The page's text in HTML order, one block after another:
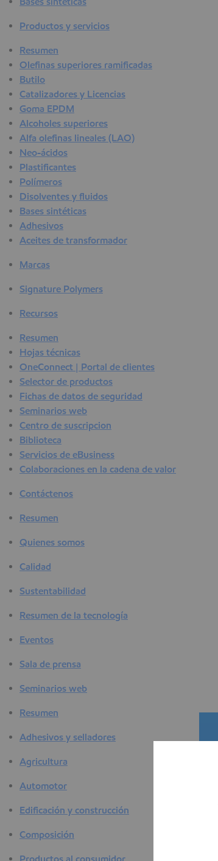
Productos y servicios
Resumen
Olefinas superiores ramificadas
Butilo
Catalizadores y Licencias
Goma EPDM
Alcoholes superiores
Alfa olefinas lineales (LAO)
Neo-ácidos
Plastificantes
Polímeros
Disolventes y fluidos
Bases sintéticas
Adhesivos
Aceites de transformador
Marcas
Signature Polymers
Recursos
Resumen
Hojas técnicas
OneConnect | Portal de clientes
Selector de productos
Fichas de datos de seguridad
Seminarios web
Centro de suscripcion
Biblioteca
Servicios de eBusiness
Colaboraciones en la cadena de valor
Contáctenos
Resumen
Quienes somos
Calidad
Sustentabilidad
Resumen de la tecnología
Eventos
Sala de prensa
Seminarios web
Resumen
Adhesivos y selladores
Agricultura
Automotor
Edificación y construcción
Composición